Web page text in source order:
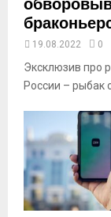
19.08.2022 0
Эксклюзив про
России – рыбак